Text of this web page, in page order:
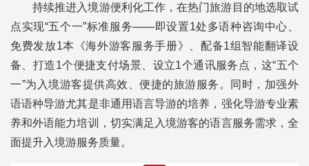
持续推进入境游便利化工作，在热门旅游目的地选取试
点实现“五个一”标准服务——即设置1处多语种咨询中心、
免费发放1本《海外游客服务手册》、配备1组智能翻译设
备、打造1个便捷支付场景、设立1个通讯服务点，这“五个
一”为入境游客提供高效、便捷的旅游服务。同时，加强外
语语种导游尤其是非通用语言导游的培养，强化导游专业素
养和外语能力培训，切实满足入境游客的语言服务需求，全
面提升入境游服务质量。